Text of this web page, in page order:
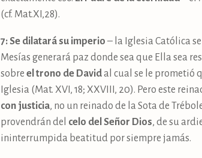
(cf. Mat.XI,28).
7: Se dilatará su imperio – la Iglesia Católica
Mesías generará paz donde sea que Ella sea
sobre el trono de Davidal cual se le prometió
Iglesia (Mat. XVI, 18; XXVIII, 20). Pero este
con justicia, no un reinado de la Sota de
provendrán del celo del Señor Dios, de su
ininterrumpida beatitud por siempre jamás.